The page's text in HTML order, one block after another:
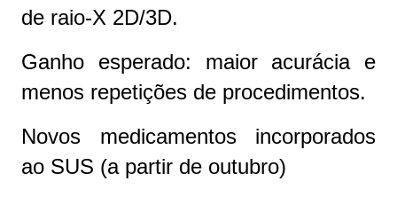
de raio-X 2D/3D.
Ganho esperado: maior acurácia e
menos repetições de procedimentos.
Novos medicamentos incorporados
ao SUS (a partir de outubro)